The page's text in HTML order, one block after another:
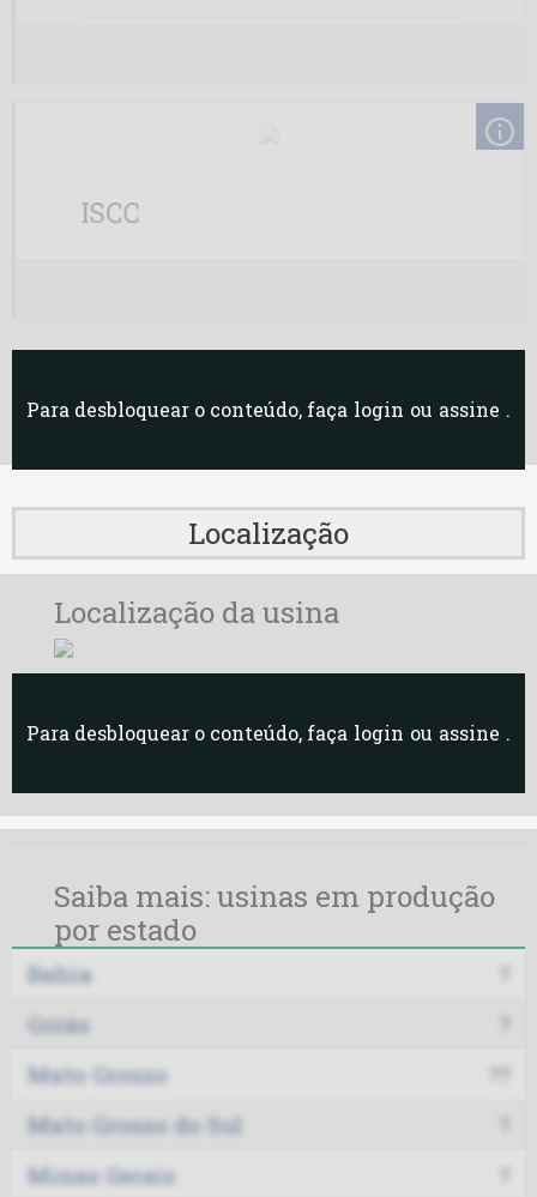
ISCC
Para desbloquear o conteúdo, faça login ou assine .
Localização
Localização da usina
Para desbloquear o conteúdo, faça login ou assine .
Saiba mais: usinas em produção
por estado
Bahia
Goiás
Mato Grosso
Mato Grosso do Sul
Minas Gerais